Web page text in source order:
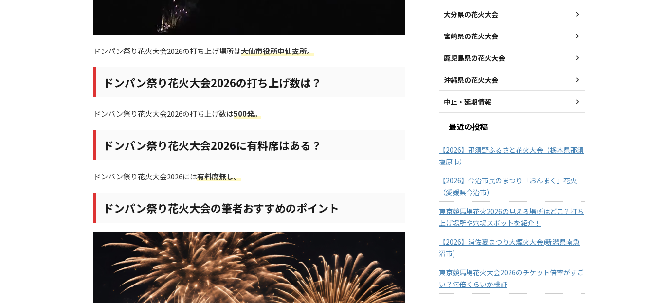
ドンパン祭り花火大会2026の打ち上げ場所は大仙市役所中仙支所。
ドンパン祭り花火大会2026の打ち上げ数は？
ドンパン祭り花火大会2026の打ち上げ数は500発。
ドンパン祭り花火大会2026に有料席はある？
ドンパン祭り花火大会2026には有料席無し。
ドンパン祭り花火大会の筆者おすすめのポイント
大分県の花火大会
宮崎県の花火大会
鹿児島県の花火大会
沖縄県の花火大会
中止・延期情報
最近の投稿
【2026】那須野ふるさと花火大会（栃木県那須
塩原市）
【2026】今治市民のまつり「おんまく」花火
（愛媛県今治市）
東京競馬場花火2026の見える場所はどこ？打ち
上げ場所や穴場スポットを紹介！
【2026】浦佐夏まつり大煙火大会(新潟県南魚
沼市)
東京競馬場花火大会2026のチケット倍率がすご
い？何倍くらいか検証